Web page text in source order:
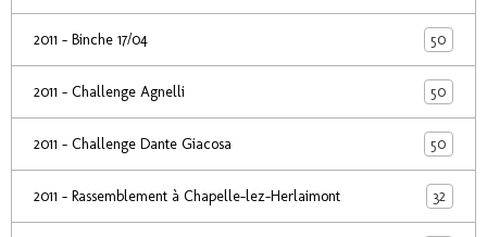
2011 - Binche 17/04 50
2011 - Challenge Agnelli 50
2011 - Challenge Dante Giacosa 50
2011 - Rassemblement à Chapelle-lez-Herlaimont 32